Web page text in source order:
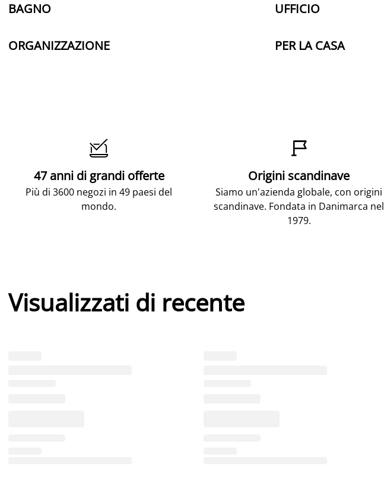
BAGNO UFFICIO
ORGANIZZAZIONE PER LA CASA

47 anni di grandi offerte
Più di 3600 negozi in 49 paesi del
mondo.

Origini scandinave
Siamo un'azienda globale, con origini
scandinave. Fondata in Danimarca nel
1979.
Visualizzati di recente